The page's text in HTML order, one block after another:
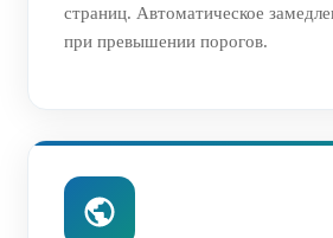
страниц. Автоматическое
при превышении порогов.